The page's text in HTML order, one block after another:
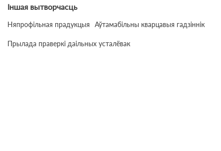
Іншая вытворчасць
Няпрофільная прадукцыя Аўтамабільны кварцавыя гадзіннік
Прылада праверкі даільных усталёвак